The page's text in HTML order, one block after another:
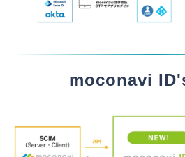
moconavi